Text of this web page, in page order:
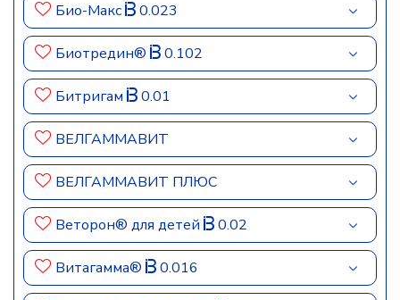
Био-Макс 0.023
Биотредин® 0.102
Битригам 0.01
ВЕЛГАММАВИТ
ВЕЛГАММАВИТ ПЛЮС
Веторон® для детей 0.02
Витагамма® 0.016